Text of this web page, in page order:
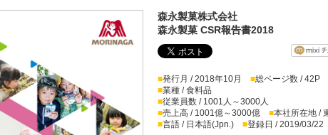
森永製菓株式会社
森永製菓 CSR報告書2018
■発行月 / 2018年10月 ■総ページ数 / 42P
■業種 / 食料品
■従業員数 / 1001人～3000人
■売上高 / 1001億～3000億 ■本社所在地 /
■言語 / 日本語(Jpn.) ■登録日 / 2019/03/22